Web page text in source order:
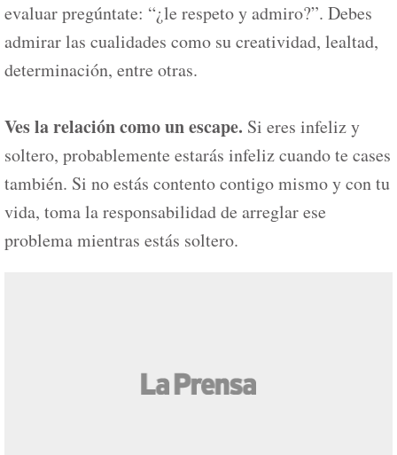
evaluar pregúntate: “¿le respeto y admiro?”. Debes
admirar las cualidades como su creatividad, lealtad,
determinación, entre otras.
Ves la relación como un escape. Si eres infeliz y
soltero, probablemente estarás infeliz cuando te cases
también. Si no estás contento contigo mismo y con tu
vida, toma la responsabilidad de arreglar ese
problema mientras estás soltero.